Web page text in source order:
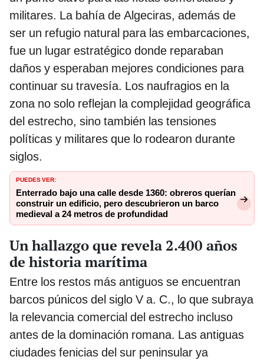
militares. La bahía de Algeciras, además de
ser un refugio natural para las embarcaciones,
fue un lugar estratégico donde reparaban
daños y esperaban mejores condiciones para
continuar su travesía. Los naufragios en la
zona no solo reflejan la complejidad geográfica
del estrecho, sino también las tensiones
políticas y militares que lo rodearon durante
siglos.
PUEDES VER:
Enterrado bajo una calle desde 1360: obreros querían
construir un edificio, pero descubrieron un barco
medieval a 24 metros de profundidad
Un hallazgo que revela 2.400 años
de historia marítima
Entre los restos más antiguos se encuentran
barcos púnicos del siglo V a. C., lo que subraya
la relevancia comercial del estrecho incluso
antes de la dominación romana. Las antiguas
ciudades fenicias del sur peninsular ya